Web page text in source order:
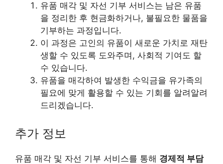
유품 매각 및 자선 기부 서비스는 남은 유품
을 정리한 후 현금화하거나, 불필요한 물품을
기부하는 과정입니다.
이 과정은 고인의 유품이 새로운 가치로 재탄
생할 수 있도록 도와주며, 사회적 기여도 할
수 있습니다.
유품을 매각하여 발생한 수익금을 유가족의
필요에 맞게 활용할 수 있는 기회를 알려알려
드리겠습니다.
추가 정보
유품 매각 및 자선 기부 서비스를 통해 경제적 부담